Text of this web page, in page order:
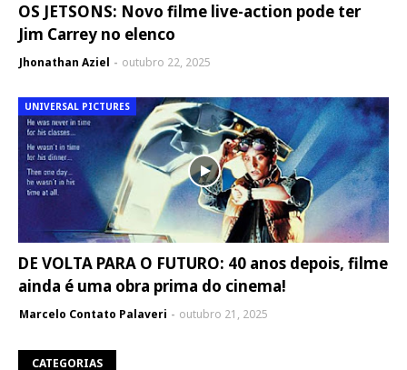
OS JETSONS: Novo filme live-action pode ter
Jim Carrey no elenco
Jhonathan Aziel outubro 22, 2025
UNIVERSAL PICTURES
DE VOLTA PARA O FUTURO: 40 anos depois, filme
ainda é uma obra prima do cinema!
Marcelo Contato Palaveri outubro 21, 2025
CATEGORIAS